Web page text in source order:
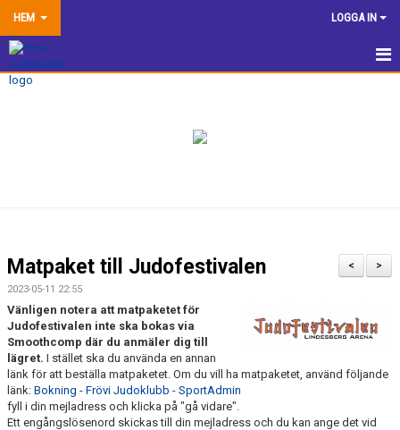
HEM LOGGA IN
HEM
DOKUMENTBANK
KLUBBSHOP
KONTAKTA OSS
WALL OF FAME
>
<
Matpaket till Judofestivalen
2023-05-11 22:55
Vänligen notera att matpaketet för
Judofestivalen inte ska bokas via
Smoothcomp där du anmäler dig till
lägret. I stället ska du använda en annan
länk för att beställa matpaketet. Om du vill ha matpaketet, använd följande
länk: Bokning - Frövi Judoklubb - SportAdmin
fyll i din mejladress och klicka på "gå vidare".
Ett engångslösenord skickas till din mejladress och du kan ange det vid